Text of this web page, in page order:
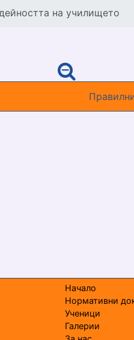
на училището
Начало
Нормативни
Ученици
Галерии